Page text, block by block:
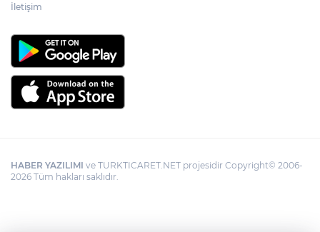
İletişim
HABER YAZILIMI ve TURKTICARET.NET projesidir Copyright© 2006-
2026 Tüm hakları saklıdır.